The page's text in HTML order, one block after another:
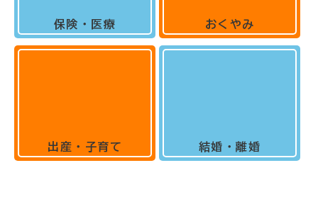
保険・医療
出産・子育て
おくやみ
結婚・離婚